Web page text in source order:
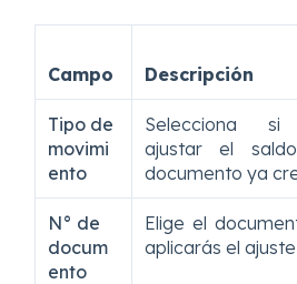
Campo Descripción
Tipo de
movimi
ento
Selecciona si
ajustar el
documento ya
N° de
docum
ento
Elige el
aplicarás el ajuste